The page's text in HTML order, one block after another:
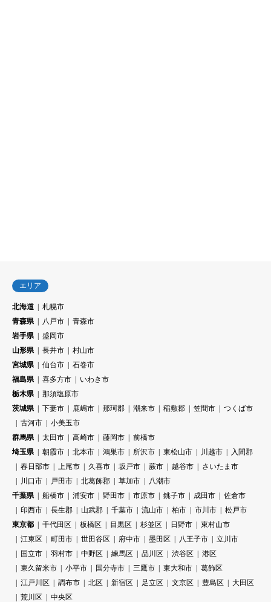
エリア
北海道
札幌市
青森県
八戸市
青森市
岩手県
盛岡市
山形県
長井市
村山市
宮城県
仙台市
石巻市
福島県
喜多方市
いわき市
栃木県
那須塩原市
茨城県
下妻市 鹿嶋市 那珂郡 潮来市 稲敷郡 笠間市
つくば市
古河市
小美玉市
群馬県
太田市 高崎市 藤岡市
前橋市
埼玉県
朝霞市 北本市 鴻巣市 所沢市 東松山市 川越市
入間郡
春日部市
上尾市 久喜市 坂戸市 蕨市 越谷市
さいたま市
川口市
戸田市 北葛飾郡 草加市
八潮市
千葉県
船橋市 浦安市 野田市 市原市 銚子市 成田市
佐倉市
印西市
長生郡 山武郡 千葉市 流山市 柏市 市川市
松戸市
東京都
千代田区 板橋区 目黒区 杉並区 日野市
東村山市
江東区
町田市 世田谷区 府中市 墨田区 八王子市
立川市
国立市
羽村市 中野区 練馬区 品川区 渋谷区
港区
東久留米市
小平市 国分寺市 三鷹市 東大和市
葛飾区
江戸川区
調布市 北区 新宿区 足立区 文京区 豊島区
大田区
荒川区
中央区